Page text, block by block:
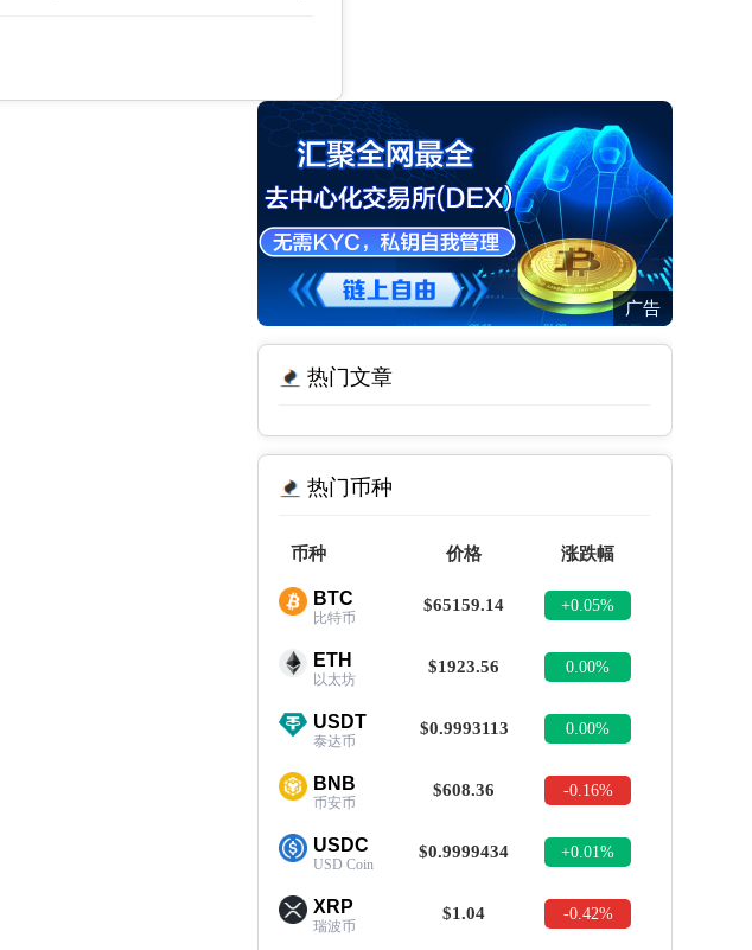
广告
热门文章
热门币种
币种 价格 涨跌幅
BTC
比特币
$65159.14 +0.05%
ETH
以太坊
$1923.56 0.00%
USDT
泰达币
$0.9993113 0.00%
BNB
币安币
$608.36 -0.16%
USDC
USD Coin
$0.9999434 +0.01%
XRP
瑞波币
$1.04 -0.42%